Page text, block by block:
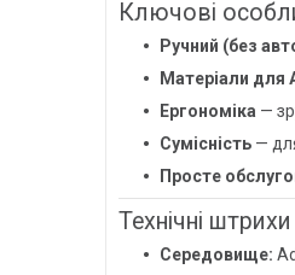
Ключові
Ручний (без
Матеріали для
Ергономіка —
Сумісність —
Просте
Технічні
Середовище: